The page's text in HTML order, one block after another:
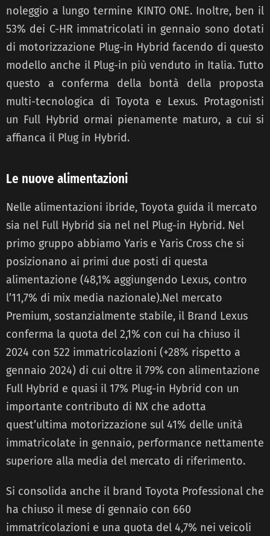
noleggio a lungo termine KINTO ONE. Inoltre, ben il
53% dei C-HR immatricolati in gennaio sono dotati
di motorizzazione Plug-in Hybrid facendo di questo
modello anche il Plug-in più venduto in Italia. Tutto
questo a conferma della bontà della proposta
multi-tecnologica di Toyota e Lexus. Protagonisti
un Full Hybrid ormai pienamente maturo, a cui si
affianca il Plug in Hybrid.
Le nuove alimentazioni
Nelle alimentazioni ibride, Toyota guida il mercato
sia nel Full Hybrid sia nel nel Plug-in Hybrid. Nel
primo gruppo abbiamo Yaris e Yaris Cross che si
posizionano ai primi due posti di questa
alimentazione (48,1% aggiungendo Lexus, contro
l’11,7% di mix media nazionale).Nel mercato
Premium, sostanzialmente stabile, il Brand Lexus
conferma la quota del 2,1% con cui ha chiuso il
2024 con 522 immatricolazioni (+28% rispetto a
gennaio 2024) di cui oltre il 79% con alimentazione
Full Hybrid e quasi il 17% Plug-in Hybrid con un
importante contributo di NX che adotta
quest’ultima motorizzazione sul 41% delle unità
immatricolate in gennaio, performance nettamente
superiore alla media del mercato di riferimento.
Si consolida anche il brand Toyota Professional che
ha chiuso il mese di gennaio con 660
immatricolazioni e una quota del 4,7% nei veicoli